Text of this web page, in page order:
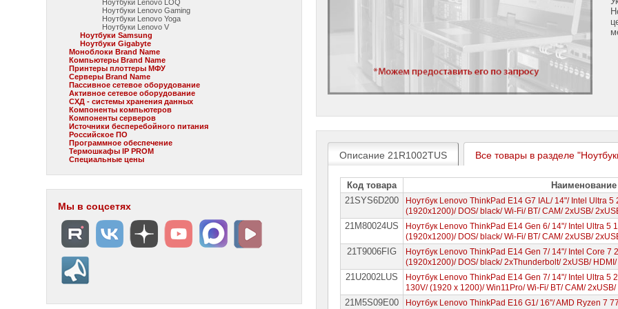
Ноутбуки Lenovo LOQ
Ноутбуки Lenovo Gaming
Ноутбуки Lenovo Yoga
Ноутбуки Lenovo V
Ноутбуки Samsung
Ноутбуки Gigabyte
Моноблоки Brand Name
Компьютеры Brand Name
Принтеры плоттеры МФУ
Серверы Brand Name
Пассивное сетевое оборудование
Активное сетевое оборудование
СХД - системы хранения данных
Компоненты компьютеров
Компоненты серверов
Источники бесперебойного питания
Российское ПО
Программное обеспечение
Термошкафы IP PROM
Специальные цены
Мы в соцсетях
Описание 21R1002TUS Все товары в разделе
Код товара
Наименование
21SYS6D200
Ноутбук Lenovo ThinkPad E14 G7 IAL/ 14"/ Intel Ultra 5
(1920х1200)/ DOS/ black/ Wi-Fi/ BT/ CAM/ 2xUSB/
21M80024US
Ноутбук Lenovo ThinkPad E14 Gen 6/ 14"/ Intel Ultra 5
(1920x1200)/ DOS/ black/ Wi-Fi/ BT/ CAM/ 2xUSB/
21T9006FIG
Ноутбук Lenovo ThinkPad E14 Gen 7/ 14"/ Intel Core 7
(1920x1200)/ DOS/ black/ 2xThunderbolt/ 2xUSB/
21U2002LUS
Ноутбук Lenovo ThinkPad E14 Gen 7/ 14"/ Intel Ultra 5
130V/ (1920 x 1200)/ Win11Pro/ Wi-Fi/ BT/ CAM/
21M5S09E00
Ноутбук Lenovo ThinkPad E16 G1/ 16"/ AMD Ryzen 7